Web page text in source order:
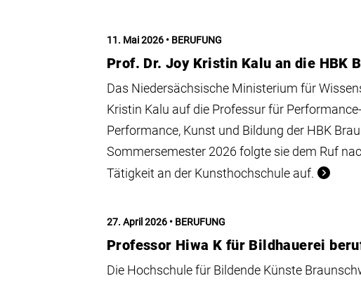
11. Mai 2026 BERUFUNG
Prof. Dr. Joy Kristin Kalu an die HBK
Das Niedersächsische Ministerium für
Kristin Kalu auf die Professur für
Performance, Kunst und Bildung der HBK
Sommersemester 2026 folgte sie dem Ruf
Tätigkeit an der Kunsthochschule auf.
27. April 2026 BERUFUNG
Professor Hiwa K für Bildhauerei
Die Hochschule für Bildende Künste